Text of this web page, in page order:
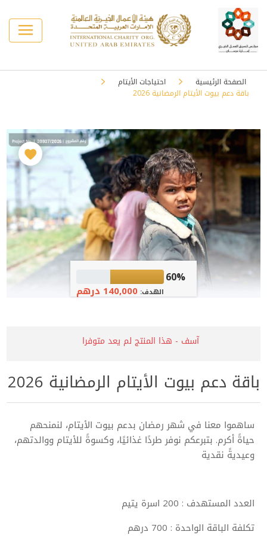
الصفحة الرئيسية
احتياجات الأيتام
باقة دعم بيوت الأيتام الرمضانية 2026
60%
الهدف:140,000 درهم
آسف - هذا المنتج لم يعد متوفرا
باقة دعم بيوت الأيتام الرمضانية 2026
ساهموا معنا في شهر رمضان بدعم بيوت الأيتام، لنمنحهم
حياةً أكرم. بتبرعكم نوفر طردًا غذائيًا، وكسوةً للأيتام ووالدتهم،
وعيديةً نقدية
العدد المستهدف : 200 اسرة يتيم
تكلفة الباقة الواحدة : 700 درهم